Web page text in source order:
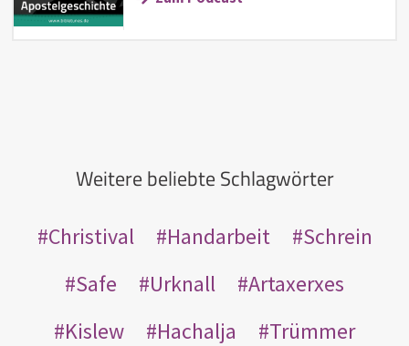
Weitere beliebte Schlagwörter
Christival Handarbeit
Schrein
Safe
Urknall
Artaxerxes
Kislew
Hachalja
Trümmer